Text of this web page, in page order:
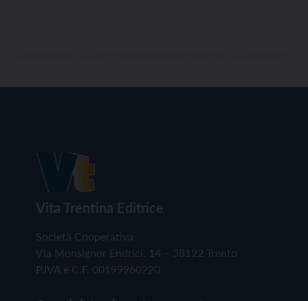
Vita Trentina Editrice
Società Cooperativa
Via Monsignor Endrici, 14 – 38122 Trento
P.IVA e C.F. 00199960220